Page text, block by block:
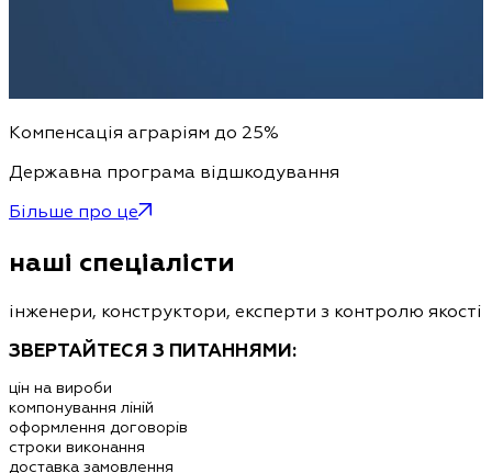
Компенсація аграріям до 25%
Державна програма відшкодування
Більше про це
наші спеціалісти
інженери, конструктори, експерти з контролю якості
ЗВЕРТАЙТЕСЯ З ПИТАННЯМИ:
цін на вироби
компонування ліній
оформлення договорів
строки виконання
доставка замовлення